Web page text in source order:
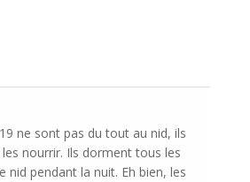
ne sont pas du tout au nid, ils
nourrir. Ils dorment tous les
nid pendant la nuit. Eh bien, les